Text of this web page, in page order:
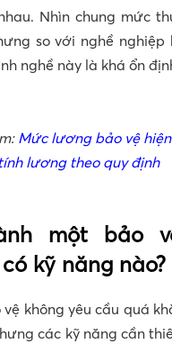
Nhìn chung mức
so với nghề nghiệp
nghề này là khá ổn
Mức lương bảo vệ
lương theo quy định
một bảo
kỹ năng nào?
không yêu cầu quá
các kỹ năng cần